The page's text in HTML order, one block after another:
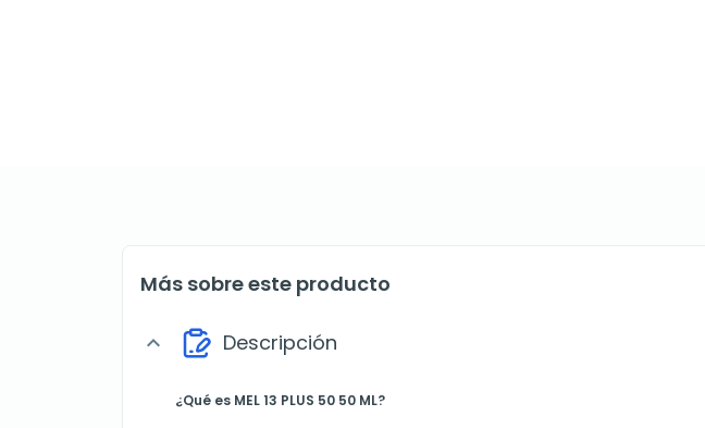
Más sobre este producto
expand_more Descripción
¿Qué es MEL 13 PLUS 50 50 ML?